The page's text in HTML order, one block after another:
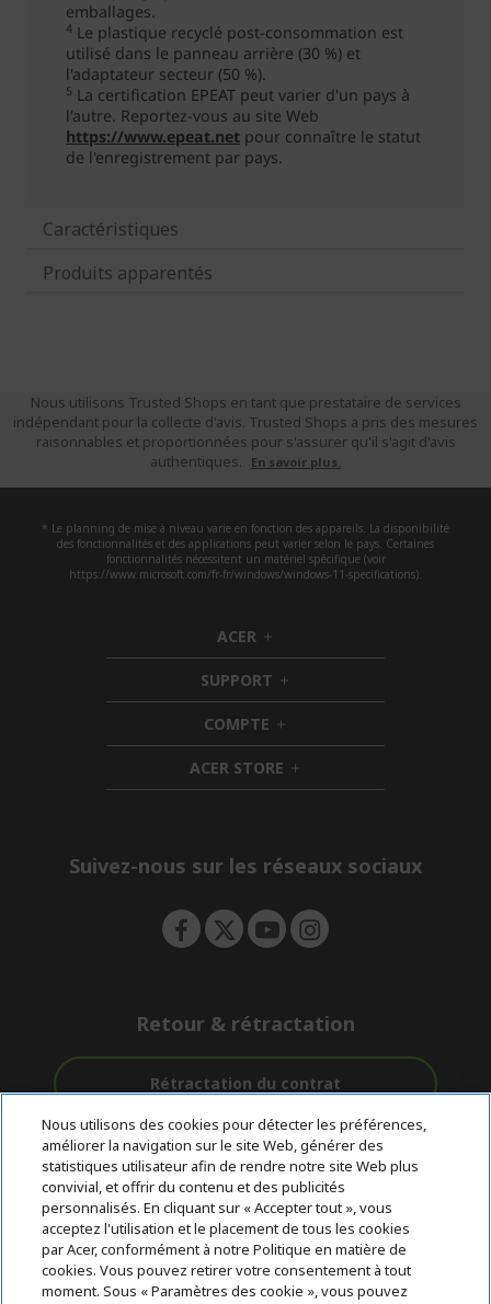
Caractéristiques
Produits apparentés
Nous utilisons Trusted Shops en tant que prestataire de services
indépendant pour la collecte d'avis. Trusted Shops a pris des mesures
raisonnables et proportionnées pour s'assurer qu'il s'agit d'avis
authentiques.
En savoir plus.
* Le planning de mise à niveau varie en fonction des appareils. La disponibilité
des fonctionnalités et des applications peut varier selon le pays. Certaines
fonctionnalités nécessitent un matériel spécifique (voir
https://www.microsoft.com/fr-fr/windows/windows-11-specifications).
ACER h
i
d
d
e
n
SUPPORT h
i
d
d
e
n
COMPTE h
i
d
d
ACER STORE h
i
e
Suivez-nous sur les réseaux sociaux
Retour & rétractation
Rétractation du contrat
Livraison
Gratuite
Accompagnement
avant et après-
vente
Avec 0%
D'intérêt
© 2026 Acer Inc.
CPYou BV est le revendeur et marchand agréé pour les produits et
services proposés au sein de ce magasin.
Nous utilisons des cookies pour détecter les préférences,
améliorer la navigation sur le site Web, générer des
statistiques utilisateur afin de rendre notre site Web plus
convivial, et offrir du contenu et des publicités
personnalisés. En cliquant sur « Accepter tout », vous
acceptez l'utilisation et le placement de tous les cookies
par Acer, conformément à notre Politique en matière de
cookies. Vous pouvez retirer votre consentement à tout
moment. Sous « Paramètres des cookie », vous pouvez